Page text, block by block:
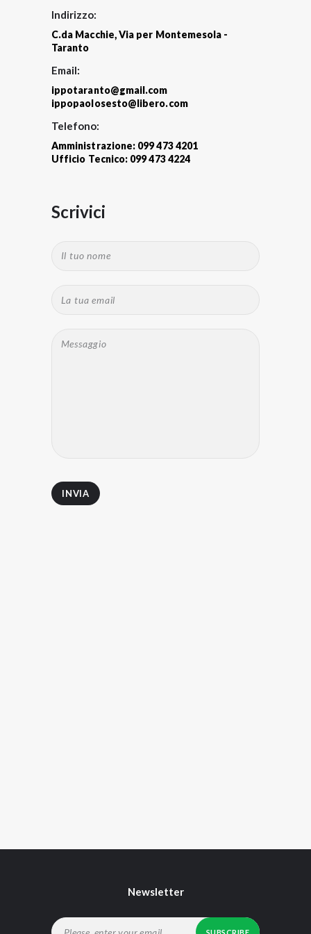
Indirizzo:
C.da Macchie, Via per Montemesola -
Taranto
Email:
ippotaranto@gmail.com
ippopaolosesto@libero.com
Telefono:
Amministrazione: 099 473 4201
Ufficio Tecnico: 099 473 4224
Scrivici
Newsletter